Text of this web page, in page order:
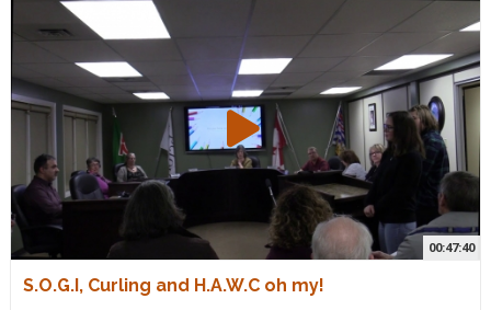
00:47:40
S.O.G.I, Curling and H.A.W.C oh my!